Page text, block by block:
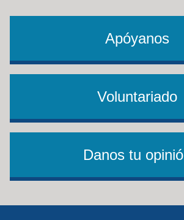
Apóyanos
Voluntariado
Danos tu